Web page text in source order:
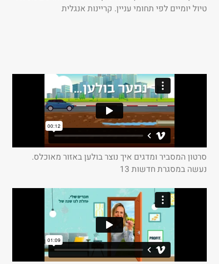
טיול יומיים לפי תחומי עניין. קריינות אנגלית
סרטון המסביר ומדגים איך נוצר בולען באזור מאוכלס.
נעשה במסגרת חדשות 13